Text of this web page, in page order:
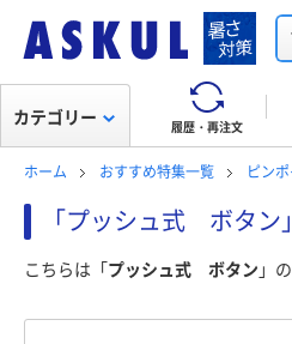
履歴・再注文
カテゴリー
ホーム おすすめ特集一覧 ピン
「プッシュ式 ボタン
こちらは「 プッシュ式 ボタン 」